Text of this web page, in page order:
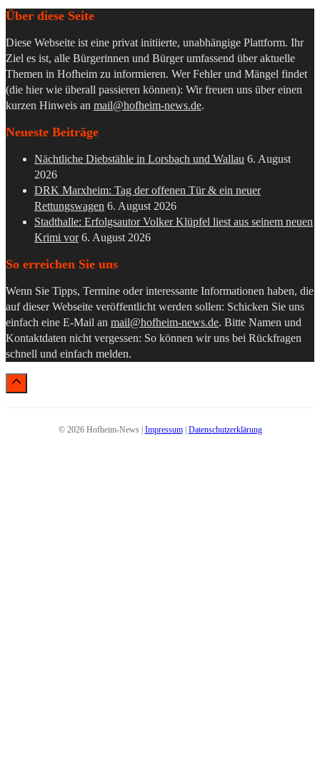
Über diese Seite
Diese Webseite ist eine privat initiierte, unabhängige Plattform. Ihr
Ziel es ist, alle Bürgerinnen und Bürger umfassend über aktuelle
Themen in Hofheim zu informieren. Wer Fehler und Mängel findet
(die hier wie überall passieren können): Wir freuen uns über einen
kurzen Hinweis an mail@hofheim-news.de.
Neueste Beiträge
Nächtliche Diebstähle in Lorsbach und Wallau 6. August
2026
DRK Marxheim: Tag der offenen Tür & ein neuer
Rettungswagen 6. August 2026
Stadthalle: Erfolgsautor Volker Klüpfel liest aus seinem neuen
Krimi vor 6. August 2026
So erreichen Sie uns
Wenn Sie Tipps, Termine oder interessante Informationen haben, die
auf dieser Webseite veröffentlicht werden sollen: Schicken Sie uns
einfach eine E-Mail an mail@hofheim-news.de. Bitte Namen und
Kontaktdaten nicht vergessen: So können wir uns bei Rückfragen
schnell und einfach melden.
© 2026 Hofheim-News | Impressum| Datenschutzerklärung